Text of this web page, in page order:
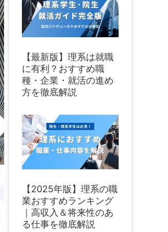
【最新版】理系は就職
に有利？おすすめ職
種・企業・就活の進め
方を徹底解説
【2025年版】理系の職
業おすすめランキング
｜高収入＆将来性のあ
る仕事を徹底解説